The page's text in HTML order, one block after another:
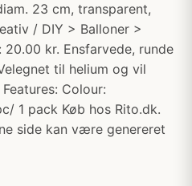
23 cm, transparent,
/ DIY > Balloner >
20.00 kr. Ensfarvede, runde
til helium og vil
Colour:
1 pack Køb hos Rito.dk.
side kan være genereret